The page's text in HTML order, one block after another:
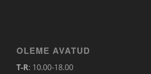
OLEME AVATUD
T-R: 10.00-18.00